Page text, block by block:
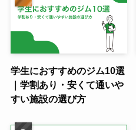
学生におすすめのジム10選
｜学割あり・安くて通いや
すい施設の選び方